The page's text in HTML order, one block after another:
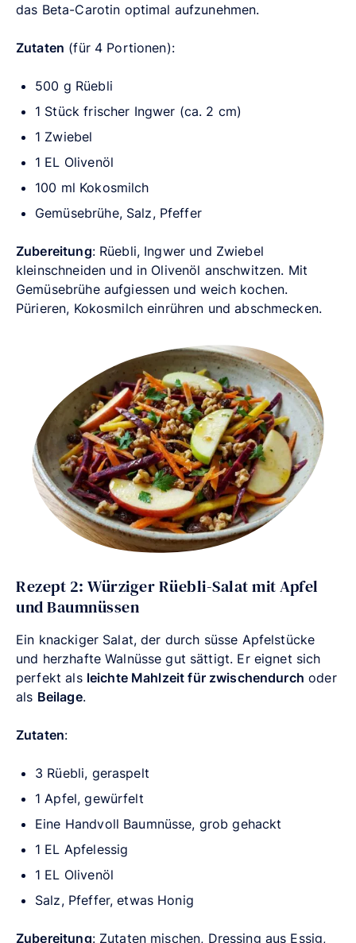
das Beta-Carotin optimal aufzunehmen.
Zutaten (für 4 Portionen):
500 g Rüebli
1 Stück frischer Ingwer (ca. 2 cm)
1 Zwiebel
1 EL Olivenöl
100 ml Kokosmilch
Gemüsebrühe, Salz, Pfeffer
Zubereitung: Rüebli, Ingwer und Zwiebel
kleinschneiden und in Olivenöl anschwitzen. Mit
Gemüsebrühe aufgiessen und weich kochen.
Pürieren, Kokosmilch einrühren und abschmecken.
Rezept 2: Würziger Rüebli-Salat mit Apfel
und Baumnüssen
Ein knackiger Salat, der durch süsse Apfelstücke
und herzhafte Walnüsse gut sättigt. Er eignet sich
perfekt als leichte Mahlzeit für zwischendurch oder
als Beilage.
Zutaten:
3 Rüebli, geraspelt
1 Apfel, gewürfelt
Eine Handvoll Baumnüsse, grob gehackt
1 EL Apfelessig
1 EL Olivenöl
Salz, Pfeffer, etwas Honig
Zubereitung: Zutaten mischen, Dressing aus Essig,